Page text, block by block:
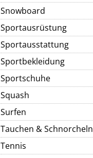
Snowboard
Sportausrüstung
Sportausstattung
Sportbekleidung
Sportschuhe
Squash
Surfen
Tauchen & Schnorcheln
Tennis